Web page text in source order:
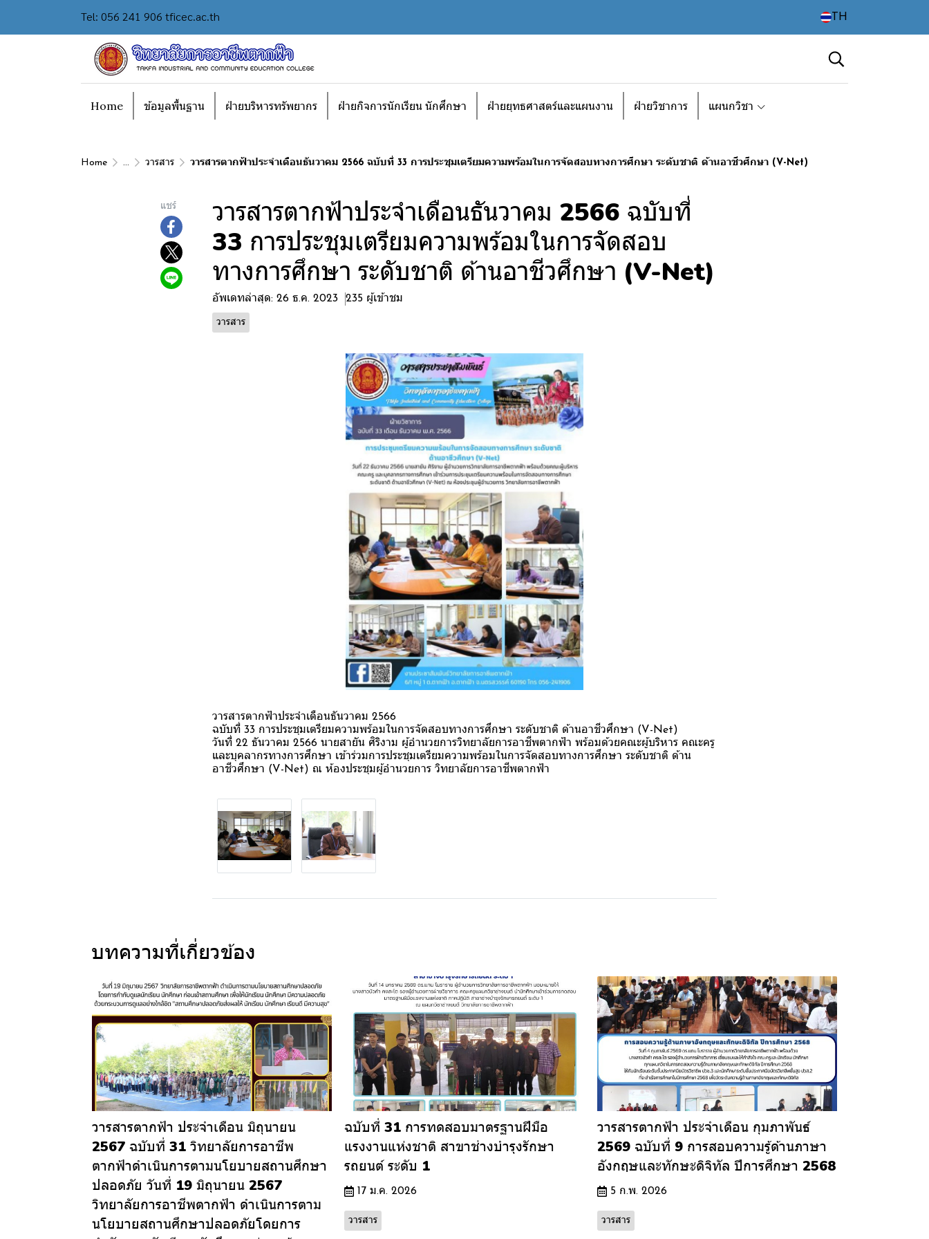
Tel: 056 241 906 tficec.ac.th TH
Home ข้อมูลพื้นฐาน ฝ่ายบริหารทรัพยากร ฝ่ายกิจการนักเรียน นักศึกษา ฝ่ายยุทธศาสตร์และแผนงาน ฝ่ายวิชาการ แผนกวิชา
Home ... วารสาร วารสารตากฟ้าประจำเดือนธันวาคม 2566 ฉบับที่ 33 การประชุมเตรียมความพร้อมในการจัดสอบทางการศึกษา ระดับชาติ ด้านอาชีวศึกษา (V-Net)
แชร์
วารสารตากฟ้าประจำเดือนธันวาคม 2566 ฉบับที่
33 การประชุมเตรียมความพร้อมในการจัดสอบ
ทางการศึกษา ระดับชาติ ด้านอาชีวศึกษา (V-Net)
อัพเดทล่าสุด: 26 ธ.ค. 2023 235 ผู้เข้าชม
วารสาร
วารสารตากฟ้าประจำเดือนธันวาคม 2566
ฉบับที่ 33 การประชุมเตรียมความพร้อมในการจัดสอบทางการศึกษา ระดับชาติ ด้านอาชีวศึกษา (V-Net)
วันที่ 22 ธันวาคม 2566 นายสายัน ศิริงาม ผู้อำนวยการวิทยาลัยการอาชีพตากฟ้า พร้อมด้วยคณะผู้บริหาร คณะครู
และบุคลากรทางการศึกษา เข้าร่วมการประชุมเตรียมความพร้อมในการจัดสอบทางการศึกษา ระดับชาติ ด้าน
อาชีวศึกษา (V-Net) ณ ห้องประชุมผู้อำนวยการ วิทยาลัยการอาชีพตากฟ้า
บทความที่เกี่ยวข้อง
วารสารตากฟ้า ประจำเดือน มิถุนายน
2567 ฉบับที่ 31 วิทยาลัยการอาชีพ
ตากฟ้าดำเนินการตามนโยบายสถานศึกษา
ปลอดภัย วันที่ 19 มิถุนายน 2567
วิทยาลัยการอาชีพตากฟ้า ดำเนินการตาม
นโยบายสถานศึกษาปลอดภัยโดยการ
ฉบับที่ 31 การทดสอบมาตรฐานฝีมือ
แรงงานแห่งชาติ สาขาช่างบำรุงรักษา
รถยนต์ ระดับ 1
17 ม.ค. 2026
วารสาร
วารสารตากฟ้า ประจำเดือน กุมภาพันธ์
2569 ฉบับที่ 9 การสอบความรู้ด้านภาษา
อังกฤษและทักษะดิจิทัล ปีการศึกษา 2568
5 ก.พ. 2026
วารสาร